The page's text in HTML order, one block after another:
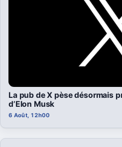
La pub de X pèse désormais
d’Elon Musk
6 Août, 12h00